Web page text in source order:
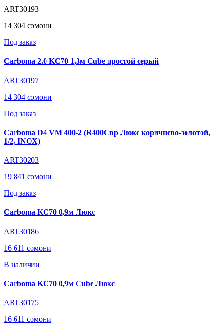
ART30193
14 304 сомони
Под заказ
Carboma 2.0 KC70 1,3м Cube простой серый
ART30197
14 304 сомони
Под заказ
Carboma D4 VM 400-2 (R400Cвр Люкс коричнево-золотой,
1/2, INOX)
ART30203
19 841 сомони
Под заказ
Carboma KC70 0,9м Люкс
ART30186
16 611 сомони
В наличии
Carboma KC70 0,9м Cube Люкс
ART30175
16 611 сомони